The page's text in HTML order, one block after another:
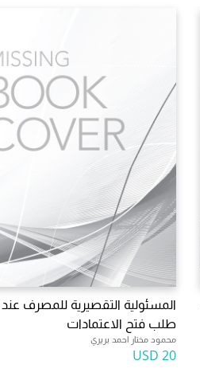
المسئولية التقصيرية للمصرف عند
طلب فتح الاعتمادات
محمود مختار احمد بريري
20 USD